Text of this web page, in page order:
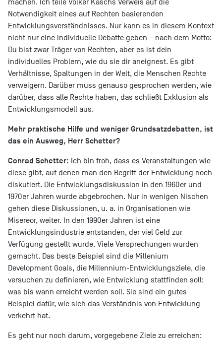
machen. Ich teile Volker Kaschs Verweis auf die
Notwendigkeit eines auf Rechten basierenden
Entwicklungsverständnisses. Nur kann es in diesem Kontext
nicht nur eine individuelle Debatte geben – nach dem Motto:
Du bist zwar Träger von Rechten, aber es ist dein
individuelles Problem, wie du sie dir aneignest. Es gibt
Verhältnisse, Spaltungen in der Welt, die Menschen Rechte
verweigern. Darüber muss genauso gesprochen werden, wie
darüber, dass alle Rechte haben, das schließt Exklusion als
Entwicklungsmodell aus.
Mehr praktische Hilfe und weniger Grundsatzdebatten, ist
das ein Ausweg, Herr Schetter?
Conrad Schetter: Ich bin froh, dass es Veranstaltungen wie
diese gibt, auf denen man den Begriff der Entwicklung noch
diskutiert. Die Entwicklungsdiskussion in den 1960er und
1970er Jahren wurde abgebrochen. Nur in wenigen Nischen
gehen diese Diskussionen, u. a. in Organisationen wie
Misereor, weiter. In den 1990er Jahren ist eine
Entwicklungsindustrie entstanden, der viel Geld zur
Verfügung gestellt wurde. Viele Versprechungen wurden
gemacht. Das beste Beispiel sind die Millenium
Development Goals, die Millennium-Entwicklungsziele, die
versuchen zu definieren, wie Entwicklung stattfinden soll:
was bis wann erreicht werden soll. Sie sind ein gutes
Beispiel dafür, wie sich das Verständnis von Entwicklung
verkehrt hat.
Es geht nur noch darum, vorgegebene Ziele zu erreichen: